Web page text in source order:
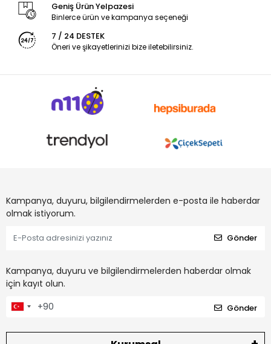
Geniş Ürün Yelpazesi
Binlerce ürün ve kampanya seçeneği
7 / 24 DESTEK
Öneri ve şikayetlerinizi bize iletebilirsiniz.
Kampanya, duyuru, bilgilendirmelerden e-posta ile haberdar
olmak istiyorum.
Gönder
Kampanya, duyuru ve bilgilendirmelerden haberdar olmak
için kayıt olun.
Gönder